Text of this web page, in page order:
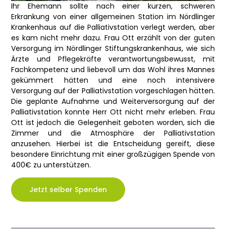
Ihr Ehemann sollte nach einer kurzen, schweren
Erkrankung von einer allgemeinen Station im Nördlinger
Krankenhaus auf die Palliativstation verlegt werden, aber
es kam nicht mehr dazu. Frau Ott erzählt von der guten
Versorgung im Nördlinger Stiftungskrankenhaus, wie sich
Ärzte und Pflegekräfte verantwortungsbewusst, mit
Fachkompetenz und liebevoll um das Wohl ihres Mannes
gekümmert hätten und eine noch intensivere
Versorgung auf der Palliativstation vorgeschlagen hätten.
Die geplante Aufnahme und Weiterversorgung auf der
Palliativstation konnte Herr Ott nicht mehr erleben. Frau
Ott ist jedoch die Gelegenheit geboten worden, sich die
Zimmer und die Atmosphäre der Palliativstation
anzusehen. Hierbei ist die Entscheidung gereift, diese
besondere Einrichtung mit einer großzügigen Spende von
400€ zu unterstützen.
Jetzt selber Spenden